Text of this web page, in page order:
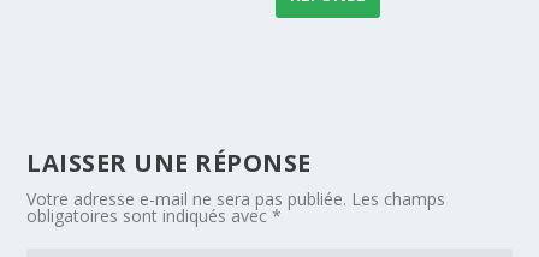
LAISSER UNE RÉPONSE
Votre adresse e-mail ne sera pas publiée. Les champs
obligatoires sont indiqués avec*